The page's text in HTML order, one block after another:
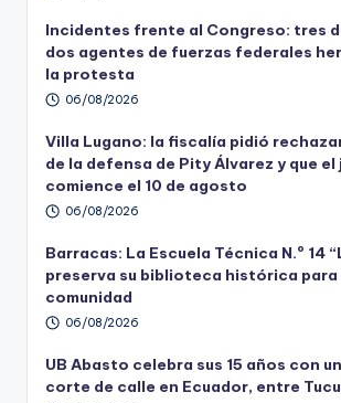
Incidentes frente al Congreso: tres
dos agentes de fuerzas federales
la protesta
06/08/2026
Villa Lugano: la fiscalía pidió
de la defensa de Pity Álvarez y que el
comience el 10 de agosto
06/08/2026
Barracas: La Escuela Técnica N.º 14
preserva su biblioteca histórica para
comunidad
06/08/2026
UB Abasto celebra sus 15 años con
corte de calle en Ecuador, entre